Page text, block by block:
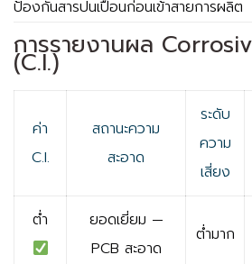
ป้องกันสารปนเปื้อนก่อนเข้าสายการผลิต
การรายงานผล
(C.I.)
ค่า
C.I.
สถานะความ
สะอาด
ระดับ
ความ
เสี่ยง
ต่ำ
ยอดเยี่ยม —
PCB สะอาด
ต่ำมาก